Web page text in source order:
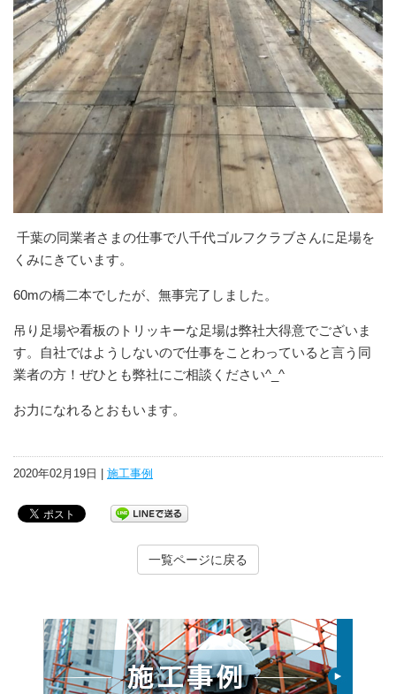
千葉の同業者さまの仕事で八千代ゴルフクラブさんに足場を
くみにきています。
60mの橋二本でしたが、無事完了しました。
吊り足場や看板のトリッキーな足場は弊社大得意でございま
す。自社ではようしないので仕事をことわっていると言う同
業者の方！ぜひとも弊社にご相談ください^_^
お力になれるとおもいます。
2020年02月19日 | 施工事例
一覧ページに戻る